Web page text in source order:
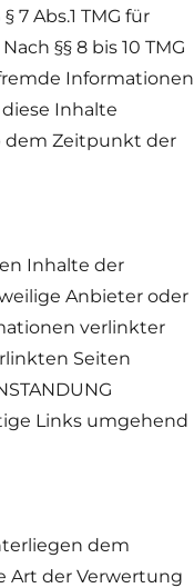
Abs.1 TMG für
§§ 8 bis 10 TMG
Informationen
Inhalte
dem Zeitpunkt der
Inhalte der
Anbieter oder
verlinkter
Seiten
Links umgehend
dem
Art der Verwertung